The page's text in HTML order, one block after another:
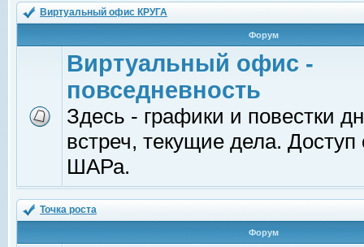
Виртуальный офис КРУГА
Форум
Виртуальный офис -
повседневность
Здесь - графики и повестки
встреч, текущие дела.
ШАРа.
Точка роста
Форум